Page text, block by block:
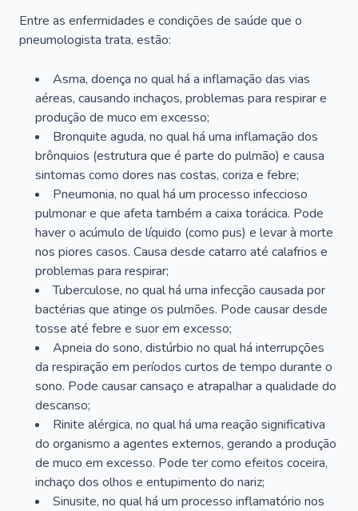
Entre as enfermidades e condições de saúde que o
pneumologista trata, estão:
Asma, doença no qual há a inflamação das vias
aéreas, causando inchaços, problemas para respirar e
produção de muco em excesso;
Bronquite aguda, no qual há uma inflamação dos
brônquios (estrutura que é parte do pulmão) e causa
sintomas como dores nas costas, coriza e febre;
Pneumonia, no qual há um processo infeccioso
pulmonar e que afeta também a caixa torácica. Pode
haver o acúmulo de líquido (como pus) e levar à morte
nos piores casos. Causa desde catarro até calafrios e
problemas para respirar;
Tuberculose, no qual há uma infecção causada por
bactérias que atinge os pulmões. Pode causar desde
tosse até febre e suor em excesso;
Apneia do sono, distúrbio no qual há interrupções
da respiração em períodos curtos de tempo durante o
sono. Pode causar cansaço e atrapalhar a qualidade do
descanso;
Rinite alérgica, no qual há uma reação significativa
do organismo a agentes externos, gerando a produção
de muco em excesso. Pode ter como efeitos coceira,
inchaço dos olhos e entupimento do nariz;
Sinusite, no qual há um processo inflamatório nos